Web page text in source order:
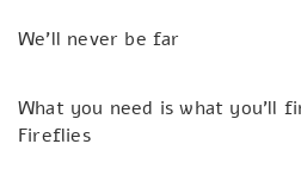
We’ll never be far
What you need is what you’ll
Fireflies